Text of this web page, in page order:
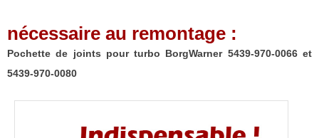
5439-
970-
0066
nécessaire au remontage :
Pochette de joints pour turbo BorgWarner 5439-970-0066 et
5439-970-0080